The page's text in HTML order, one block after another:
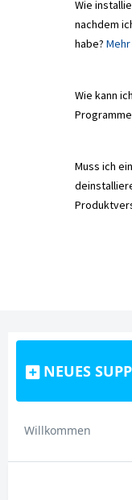
Wie
nachdem
habe?
Wie kann
Muss ich
NEUES
Willkommen